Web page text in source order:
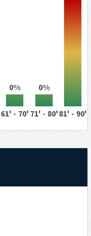
0% 0%
61' - 70' 71' - 80'81' - 90'